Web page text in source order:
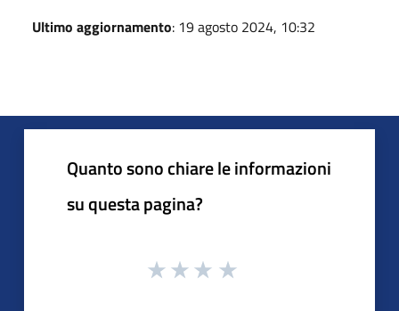
Ultimo aggiornamento: 19 agosto 2024, 10:32
Quanto sono chiare le informazioni
su questa pagina?